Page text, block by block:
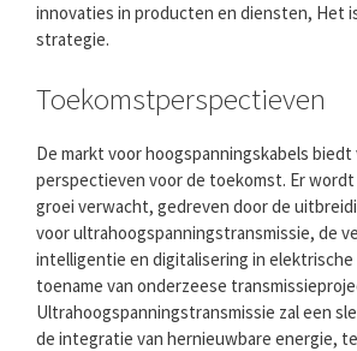
innovaties in producten en diensten, Het
strategie.
Toekomstperspectieven
De markt voor hoogspanningskabels
perspectieven voor de toekomst. Er
groei verwacht, gedreven door de
voor ultrahoogspanningstransmissie, de
intelligentie en digitalisering in
toename van onderzeese
Ultrahoogspanningstransmissie zal een
de integratie van hernieuwbare energie,